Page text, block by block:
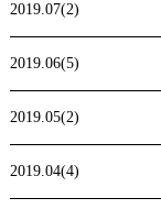
2019.07(2)
2019.06(5)
2019.05(2)
2019.04(4)